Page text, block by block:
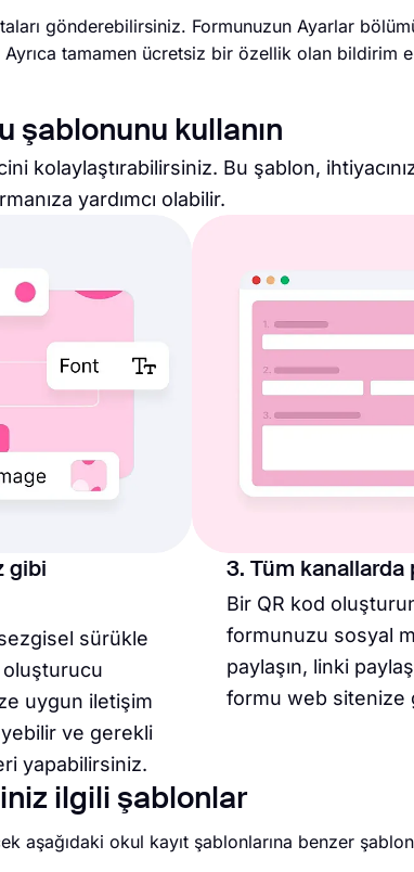
gönderebilirsiniz. Formunuzun Ayarlar
tamamen ücretsiz bir özellik olan bildirim
şablonunu kullanın
kolaylaştırabilirsiniz. Bu şablon,
yardımcı olabilir.
gibi
sürükle
oluşturucu
uygun iletişim
ve gerekli
yapabilirsiniz.
3. Tüm kanallarda
Bir QR kod
formunuzu sosyal
paylaşın, linki
formu web sitenize
ilgili şablonlar
aşağıdaki okul kayıt şablonlarına benzer